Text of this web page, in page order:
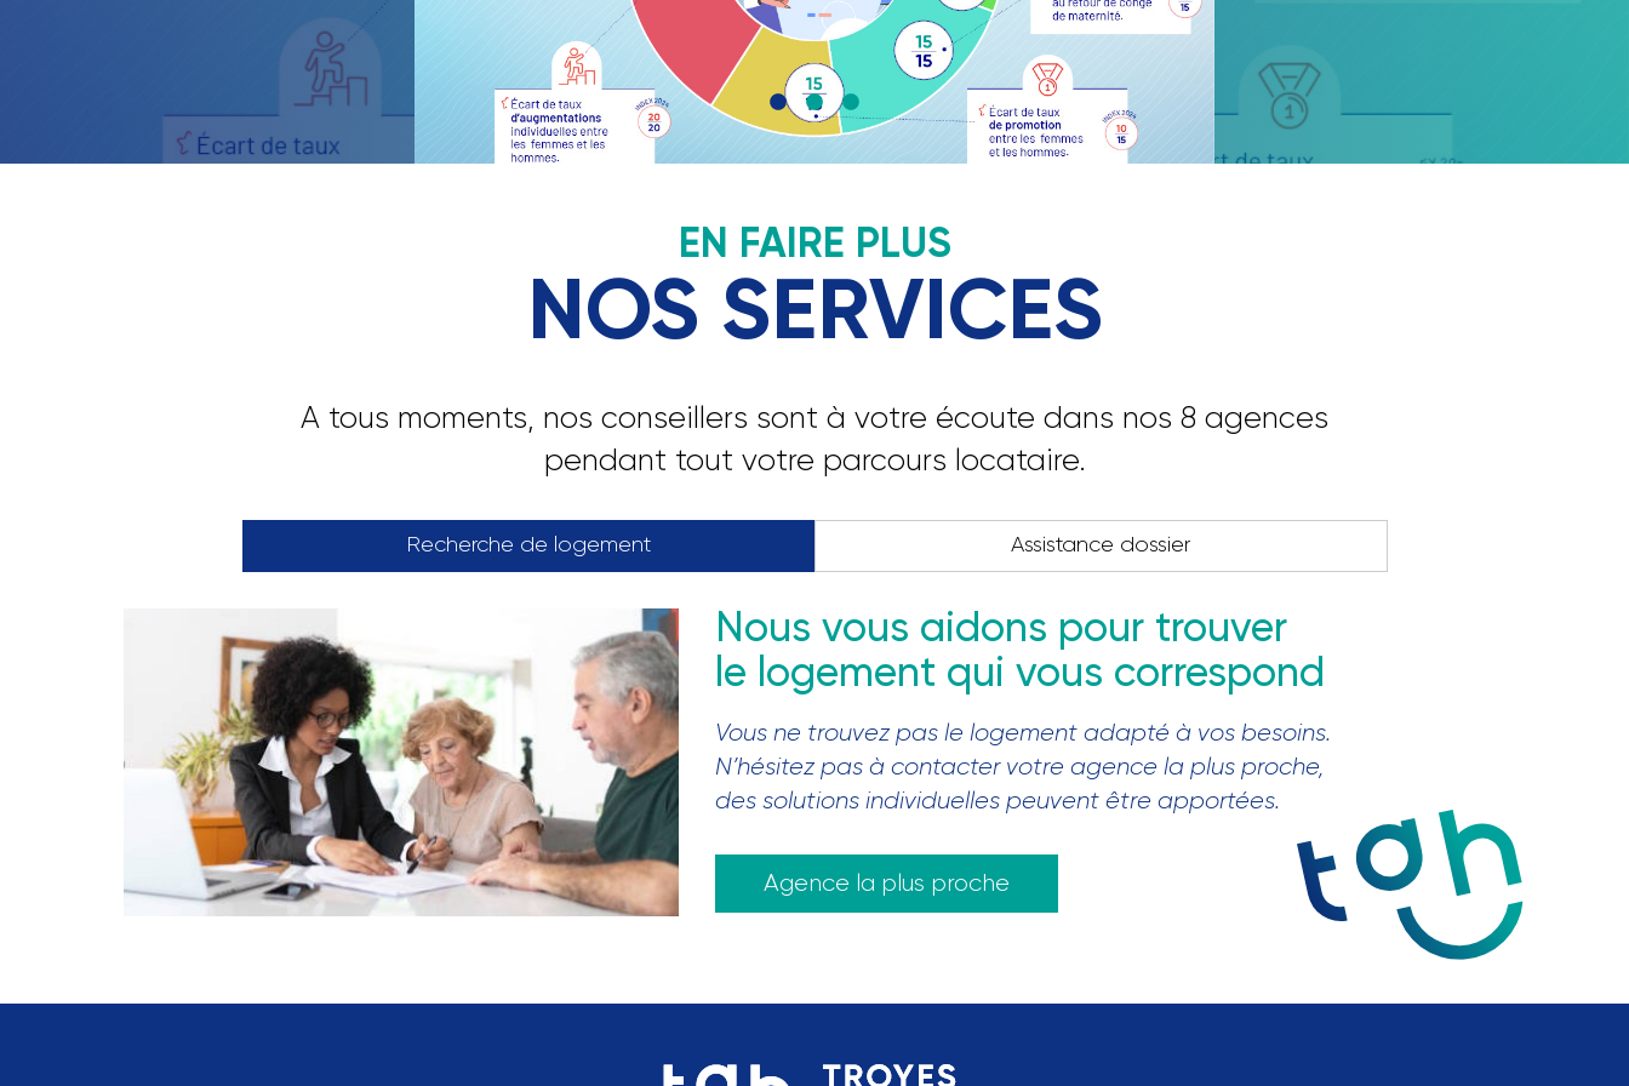
service au plus près des territoires. Ce rapport en
retrace les principales réalisations et innovations qui
structurent notre démarche.
EN FAIRE PLUS
NOS SERVICES
A tous moments, nos conseillers sont à votre écoute dans nos 8 agences
pendant tout votre parcours locataire.
Recherche de logement Assistance dossier
Nous vous aidons pour trouver
le logement qui vous correspond
Vous ne trouvez pas le logement adapté à vos besoins.
N’hésitez pas à contacter votre agence la plus proche,
des solutions individuelles peuvent être apportées.
Agence la plus proche